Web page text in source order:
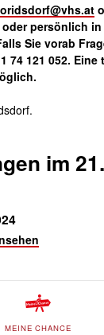
oder persönlich in
Sie vorab
74 121 052.
im
MEINE CHANCE